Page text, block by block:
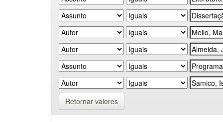
Retornar valores